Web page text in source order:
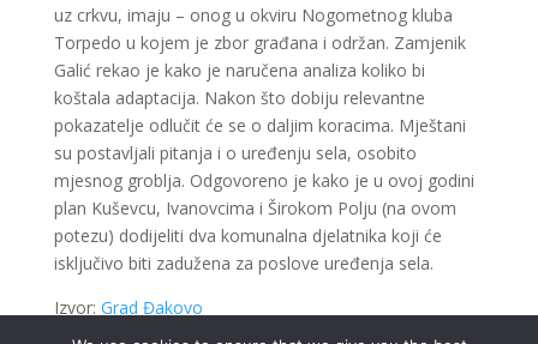
uz crkvu, imaju – onog u okviru Nogometnog kluba
Torpedo u kojem je zbor građana i održan. Zamjenik
Galić rekao je kako je naručena analiza koliko bi
koštala adaptacija. Nakon što dobiju relevantne
pokazatelje odlučit će se o daljim koracima. Mještani
su postavljali pitanja i o uređenju sela, osobito
mjesnog groblja. Odgovoreno je kako je u ovoj godini
plan Kuševcu, Ivanovcima i Širokom Polju (na ovom
potezu) dodijeliti dva komunalna djelatnika koji će
isključivo biti zadužena za poslove uređenja sela.
Izvor: Grad Đakovo